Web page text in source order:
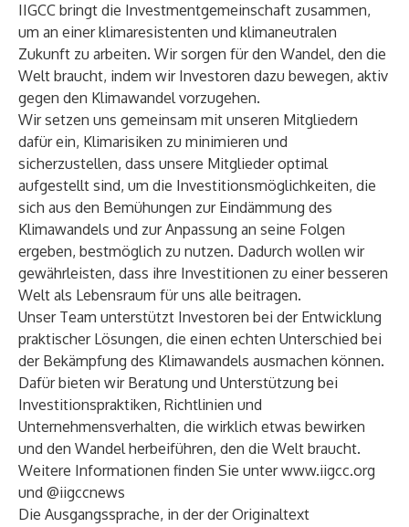
IIGCC bringt die Investmentgemeinschaft zusammen,
um an einer klimaresistenten und klimaneutralen
Zukunft zu arbeiten. Wir sorgen für den Wandel, den die
Welt braucht, indem wir Investoren dazu bewegen, aktiv
gegen den Klimawandel vorzugehen.
Wir setzen uns gemeinsam mit unseren Mitgliedern
dafür ein, Klimarisiken zu minimieren und
sicherzustellen, dass unsere Mitglieder optimal
aufgestellt sind, um die Investitionsmöglichkeiten, die
sich aus den Bemühungen zur Eindämmung des
Klimawandels und zur Anpassung an seine Folgen
ergeben, bestmöglich zu nutzen. Dadurch wollen wir
gewährleisten, dass ihre Investitionen zu einer besseren
Welt als Lebensraum für uns alle beitragen.
Unser Team unterstützt Investoren bei der Entwicklung
praktischer Lösungen, die einen echten Unterschied bei
der Bekämpfung des Klimawandels ausmachen können.
Dafür bieten wir Beratung und Unterstützung bei
Investitionspraktiken, Richtlinien und
Unternehmensverhalten, die wirklich etwas bewirken
und den Wandel herbeiführen, den die Welt braucht.
Weitere Informationen finden Sie unterwww.iigcc.org
und @iigccnews
Die Ausgangssprache, in der der Originaltext